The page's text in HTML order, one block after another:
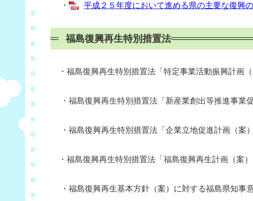
・ 平成２５年度において進める県の主要な復興
福島復興再生特別措置法
・福島復興再生特別措置法「特定事業活動振興計画（
・福島復興再生特別措置法「新産業創出等推進事業
・福島復興再生特別措置法「企業立地促進計画（案
・福島復興再生特別措置法「福島復興再生計画（案）
・福島復興再生基本方針（案）に対する福島県知事